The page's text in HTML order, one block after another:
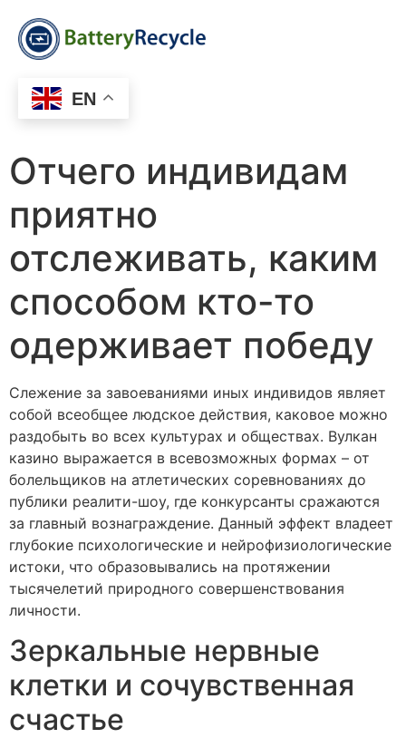
EN
Отчего индивидам
приятно
отслеживать, каким
способом кто-то
одерживает победу
Слежение за завоеваниями иных индивидов являет
собой всеобщее людское действия, каковое можно
раздобыть во всех культурах и обществах. Вулкан
казино выражается в всевозможных формах – от
болельщиков на атлетических соревнованиях до
публики реалити-шоу, где конкурсанты сражаются
за главный вознаграждение. Данный эффект владеет
глубокие психологические и нейрофизиологические
истоки, что образовывались на протяжении
тысячелетий природного совершенствования
личности.
Зеркальные нервные
клетки и сочувственная
счастье